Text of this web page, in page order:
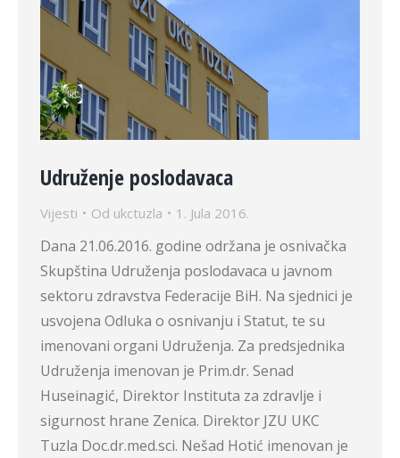
Udruženje poslodavaca
Vijesti Od ukctuzla 1. Jula 2016.
Dana 21.06.2016. godine održana je osnivačka
Skupština Udruženja poslodavaca u javnom
sektoru zdravstva Federacije BiH. Na sjednici je
usvojena Odluka o osnivanju i Statut, te su
imenovani organi Udruženja. Za predsjednika
Udruženja imenovan je Prim.dr. Senad
Huseinagić, Direktor Instituta za zdravlje i
sigurnost hrane Zenica. Direktor JZU UKC
Tuzla Doc.dr.med.sci. Nešad Hotić imenovan je